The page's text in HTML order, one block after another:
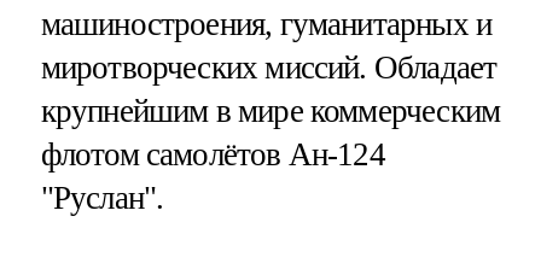
машиностроения, гуманитарных и
миротворческих миссий. Обладает
крупнейшим в мире коммерческим
флотом самолётов Ан-124
"Руслан".